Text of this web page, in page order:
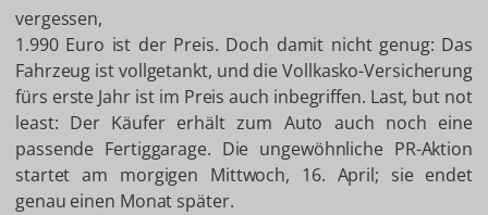
vergessen,
1.990 Euro ist der Preis. Doch damit nicht genug: Das
Fahrzeug ist vollgetankt, und die Vollkasko-Versicherung
fürs erste Jahr ist im Preis auch inbegriffen. Last, but not
least: Der Käufer erhält zum Auto auch noch eine
passende Fertiggarage. Die ungewöhnliche PR-Aktion
startet am morgigen Mittwoch, 16. April; sie endet
genau einen Monat später.